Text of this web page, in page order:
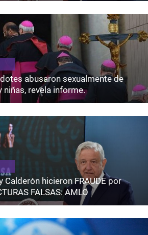
abusaron sexualmente de
niñas, revela informe.
Calderón hicieron FRAUDE por
FALSAS: AMLO